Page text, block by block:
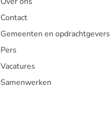
Contact
Gemeenten en opdrachtgevers
Pers
Vacatures
Samenwerken